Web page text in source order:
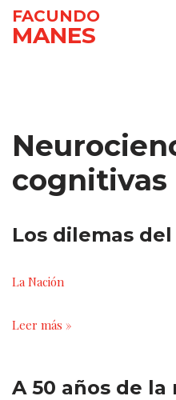
Ir
FACUNDO
MANES
cognitivas
Los dilemas
La Nación
Leer más »
A 50 años de